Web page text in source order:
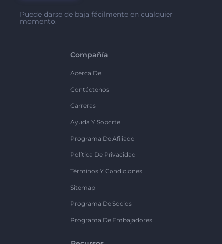
Puede darse de baja fácilmente en cualquier
momento.
Compañía
Acerca De
Contáctenos
Carreras
Ayuda Y Soporte
Programa De Afiliado
Política De Privacidad
Términos Y Condiciones
Sitemap
Programa De Socios
Programa De Embajadores